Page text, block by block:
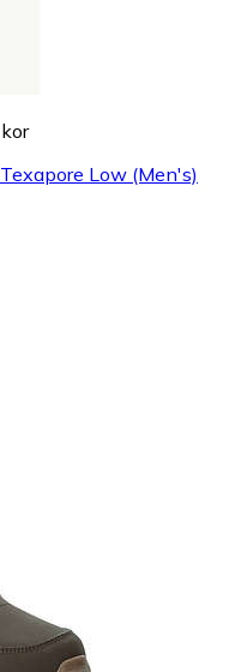
Low (Men's)